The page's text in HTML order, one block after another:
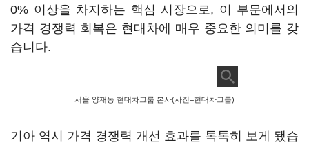
0% 이상을 차지하는 핵심 시장으로, 이 부문에서의
가격 경쟁력 회복은 현대차에 매우 중요한 의미를 갖
습니다.
서울 양재동 현대차그룹 본사(사진=현대차그룹)
기아 역시 가격 경쟁력 개선 효과를 톡톡히 보게 됐습